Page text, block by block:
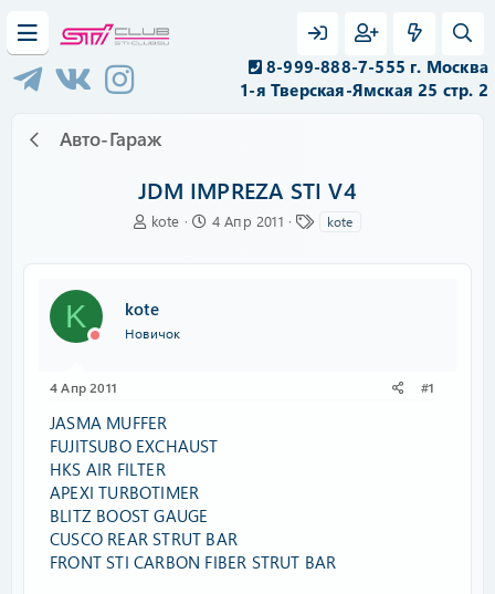
8-999-888-7-555 г. Москва
1-я Тверская-Ямская 25 стр. 2
Авто-Гараж
JDM IMPREZA STI V4
А
т
е
kote
Д
4 Апр 2011 kote
K kote
Новичок
4 Апр 2011 #1
JASMA MUFFER
FUJITSUBO EXCHAUST
HKS AIR FILTER
APEXI TURBOTIMER
BLITZ BOOST GAUGE
CUSCO REAR STRUT BAR
FRONT STI CARBON FIBER STRUT BAR